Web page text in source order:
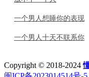
一个男人想睡你的表现
一个男人十天不联系你
Copyright © 2018-2024